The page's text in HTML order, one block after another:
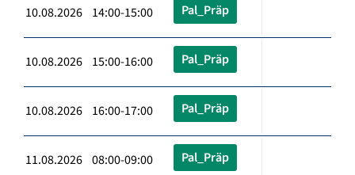
10.08.2026 14:00-15:00 Pal_Präp
10.08.2026 15:00-16:00 Pal_Präp
10.08.2026 16:00-17:00 Pal_Präp
11.08.2026 08:00-09:00 Pal_Präp